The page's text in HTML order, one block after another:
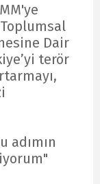
Dair
terör
adımın